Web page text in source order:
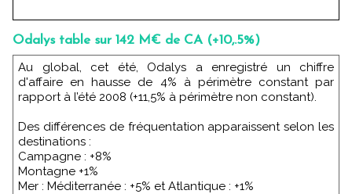
Odalys table sur 142 M€ de CA (+10,.5%)
Au global, cet été, Odalys a enregistré un chiffre
d'affaire en hausse de 4% à périmètre constant par
rapport à l’été 2008 (+11,5% à périmètre non constant).
Des différences de fréquentation apparaissent selon les
destinations :
Campagne : +8%
Montagne +1%
Mer : Méditerranée : +5% et Atlantique : +1%